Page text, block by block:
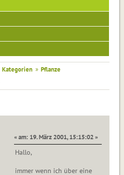
Kategorien » Pflanze
« am: 19. März 2001, 15:15:02 »
Hallo,
immer wenn ich über eine